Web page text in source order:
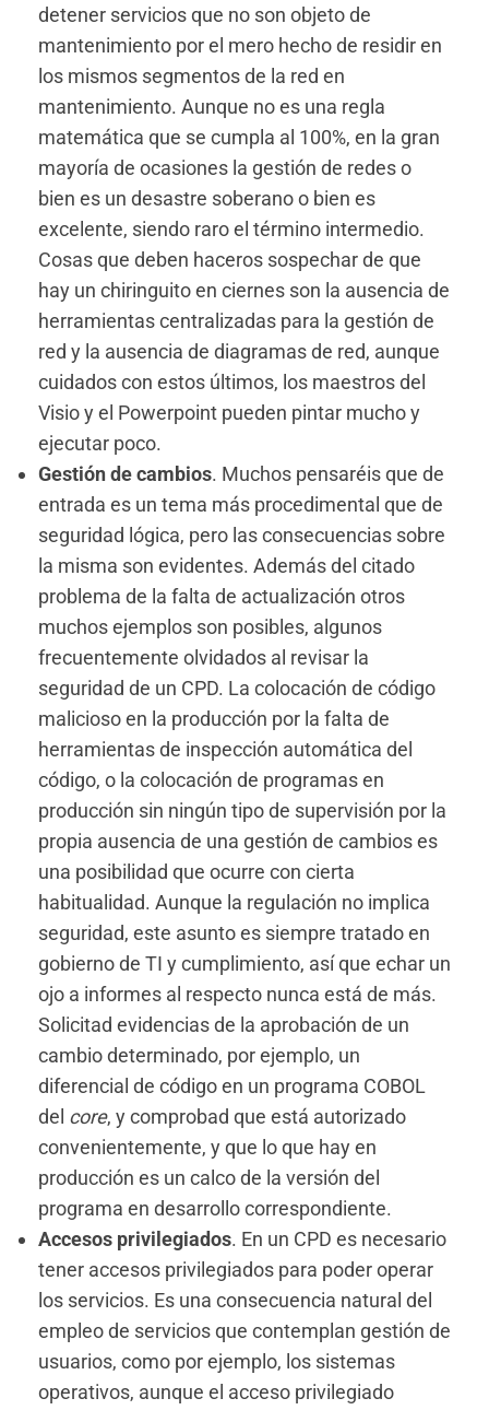
detener servicios que no son objeto de
mantenimiento por el mero hecho de residir en
los mismos segmentos de la red en
mantenimiento. Aunque no es una regla
matemática que se cumpla al 100%, en la gran
mayoría de ocasiones la gestión de redes o
bien es un desastre soberano o bien es
excelente, siendo raro el término intermedio.
Cosas que deben haceros sospechar de que
hay un chiringuito en ciernes son la ausencia de
herramientas centralizadas para la gestión de
red y la ausencia de diagramas de red, aunque
cuidados con estos últimos, los maestros del
Visio y el Powerpoint pueden pintar mucho y
ejecutar poco.
Gestión de cambios. Muchos pensaréis que de
entrada es un tema más procedimental que de
seguridad lógica, pero las consecuencias sobre
la misma son evidentes. Además del citado
problema de la falta de actualización otros
muchos ejemplos son posibles, algunos
frecuentemente olvidados al revisar la
seguridad de un CPD. La colocación de código
malicioso en la producción por la falta de
herramientas de inspección automática del
código, o la colocación de programas en
producción sin ningún tipo de supervisión por la
propia ausencia de una gestión de cambios es
una posibilidad que ocurre con cierta
habitualidad. Aunque la regulación no implica
seguridad, este asunto es siempre tratado en
gobierno de TI y cumplimiento, así que echar un
ojo a informes al respecto nunca está de más.
Solicitad evidencias de la aprobación de un
cambio determinado, por ejemplo, un
diferencial de código en un programa COBOL
del core, y comprobad que está autorizado
convenientemente, y que lo que hay en
producción es un calco de la versión del
programa en desarrollo correspondiente.
Accesos privilegiados. En un CPD es necesario
tener accesos privilegiados para poder operar
los servicios. Es una consecuencia natural del
empleo de servicios que contemplan gestión de
usuarios, como por ejemplo, los sistemas
operativos, aunque el acceso privilegiado